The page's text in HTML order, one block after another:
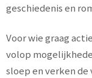
geschiedenis en
Voor wie graag
volop
sloep en verken de